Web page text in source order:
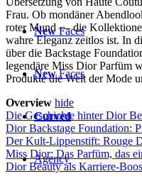
New Faces
NewFaces
Curved
Agency
Frau. Ob mondäner
roter Mund — die
wahre Eleganz zeitlos ist. In
über die Backstage
legendäre Miss Dior Parfüm
Produkte die Welt der Mode
Overview hide
Die Geschichte hinter Dior
Dior Backstage Foundation:
Der Kult-Lippenstift: Rouge
Miss Dior: Das Parfüm, das
Dior Beauty als Karriere-